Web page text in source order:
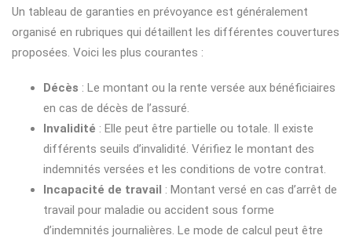
Un tableau de garanties en prévoyance est généralement
organisé en rubriques qui détaillent les différentes couvertures
proposées. Voici les plus courantes :
Décès : Le montant ou la rente versée aux bénéficiaires
en cas de décès de l’assuré.
Invalidité : Elle peut être partielle ou totale. Il existe
différents seuils d’invalidité. Vérifiez le montant des
indemnités versées et les conditions de votre contrat.
Incapacité de travail : Montant versé en cas d’arrêt de
travail pour maladie ou accident sous forme
d’indemnités journalières. Le mode de calcul peut être